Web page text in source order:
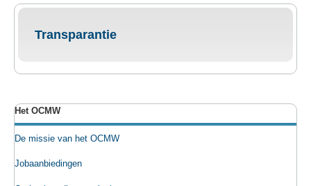
Transparantie
Het OCMW
De missie van het OCMW
Jobaanbiedingen